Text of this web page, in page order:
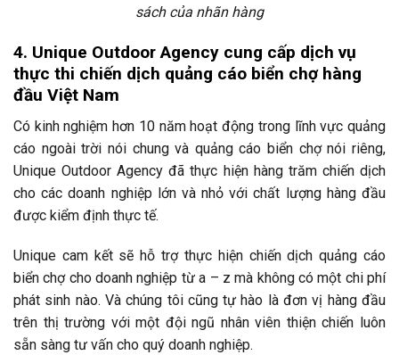
sách của nhãn hàng
4. Unique Outdoor Agency cung cấp dịch vụ
thực thi chiến dịch quảng cáo biển chợ hàng
đầu Việt Nam
Có kinh nghiệm hơn 10 năm hoạt động trong lĩnh vực quảng
cáo ngoài trời nói chung và quảng cáo biển chợ nói riêng,
Unique Outdoor Agency đã thực hiện hàng trăm chiến dịch
cho các doanh nghiệp lớn và nhỏ với chất lượng hàng đầu
được kiểm định thực tế.
Unique cam kết sẽ hỗ trợ thực hiện chiến dịch quảng cáo
biển chợ cho doanh nghiệp từ a – z mà không có một chi phí
phát sinh nào. Và chúng tôi cũng tự hào là đơn vị hàng đầu
trên thị trường với một đội ngũ nhân viên thiện chiến luôn
sẵn sàng tư vấn cho quý doanh nghiệp.